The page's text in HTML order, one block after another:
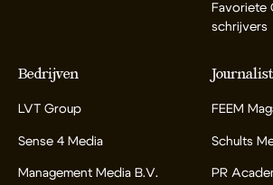
Favoriete
schrijvers
Bedrijven
LVT Group
Sense 4 Media
Management Media B.V.
FEEM
Schults
PR